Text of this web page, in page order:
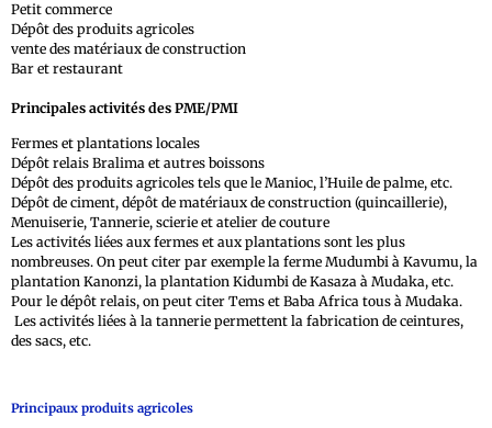
Petit commerce
Dépôt des produits agricoles
vente des matériaux de construction
Bar et restaurant
Principales activités des PME/PMI
Fermes et plantations locales
Dépôt relais Bralima et autres boissons
Dépôt des produits agricoles tels que le Manioc, l’Huile de palme, etc.
Dépôt de ciment, dépôt de matériaux de construction (quincaillerie),
Menuiserie, Tannerie, scierie et atelier de couture
Les activités liées aux fermes et aux plantations sont les plus
nombreuses. On peut citer par exemple la ferme Mudumbi à Kavumu, la
plantation Kanonzi, la plantation Kidumbi de Kasaza à Mudaka, etc.
Pour le dépôt relais, on peut citer Tems et Baba Africa tous à Mudaka.
Les activités liées à la tannerie permettent la fabrication de ceintures,
des sacs, etc.
Principaux produits agricoles